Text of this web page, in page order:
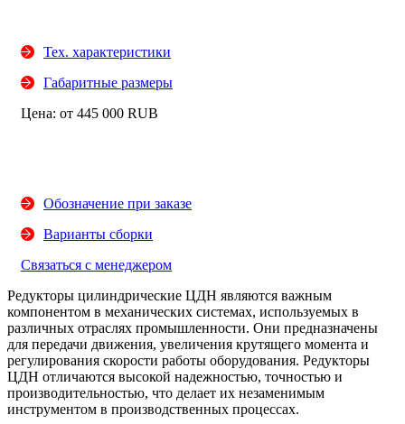
Тех. характеристики
Габаритные размеры
Цена: от 445 000 RUB
Обозначение при заказе
Варианты сборки
Связаться с менеджером
Редукторы цилиндрические ЦДН являются важным
компонентом в механических системах, используемых в
различных отраслях промышленности. Они предназначены
для передачи движения, увеличения крутящего момента и
регулирования скорости работы оборудования. Редукторы
ЦДН отличаются высокой надежностью, точностью и
производительностью, что делает их незаменимым
инструментом в производственных процессах.